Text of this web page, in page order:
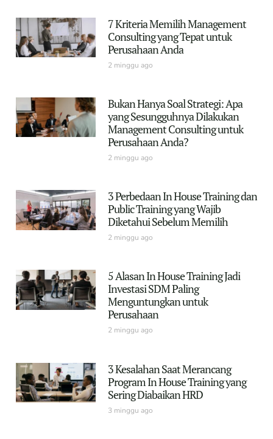
7 Kriteria Memilih Management
Consulting yang Tepat untuk
Perusahaan Anda
2 minggu ago
Bukan Hanya Soal Strategi: Apa
yang Sesungguhnya Dilakukan
Management Consulting untuk
Perusahaan Anda?
2 minggu ago
3 Perbedaan In House Training dan
Public Training yang Wajib
Diketahui Sebelum Memilih
2 minggu ago
5 Alasan In House Training Jadi
Investasi SDM Paling
Menguntungkan untuk
Perusahaan
2 minggu ago
3 Kesalahan Saat Merancang
Program In House Training yang
Sering Diabaikan HRD
3 minggu ago